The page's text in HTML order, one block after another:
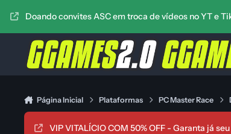
Doando convites ASC em troca de vídeos no YT e
Página Inicial Plataformas PC Master Race
VIP VITALÍCIO COM 50% OFF - Garanta já